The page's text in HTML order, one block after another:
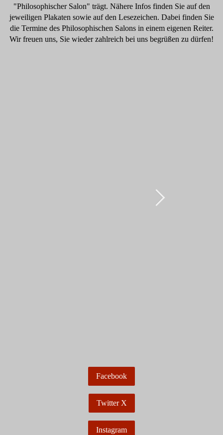
"Philosophischer Salon" trägt. Nähere Infos finden Sie auf den
jeweiligen Plakaten sowie auf den Lesezeichen. Dabei finden Sie
die Termine des Philosophischen Salons in einem eigenen Reiter.
Wir freuen uns, Sie wieder zahlreich bei uns begrüßen zu dürfen!
Facebook
Twitter X
Instagram